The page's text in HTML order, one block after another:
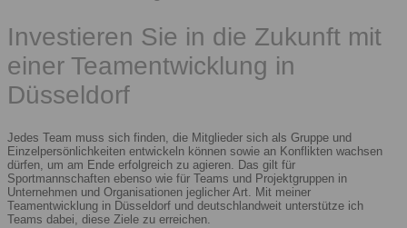
Investieren Sie in die Zukunft mit
einer Teamentwicklung in
Düsseldorf
Jedes Team muss sich finden, die Mitglieder sich als Gruppe und
Einzelpersönlichkeiten entwickeln können sowie an Konflikten wachsen
dürfen, um am Ende erfolgreich zu agieren. Das gilt für
Sportmannschaften ebenso wie für Teams und Projektgruppen in
Unternehmen und Organisationen jeglicher Art. Mit meiner
Teamentwicklung in Düsseldorf und deutschlandweit unterstütze ich
Teams dabei, diese Ziele zu erreichen.